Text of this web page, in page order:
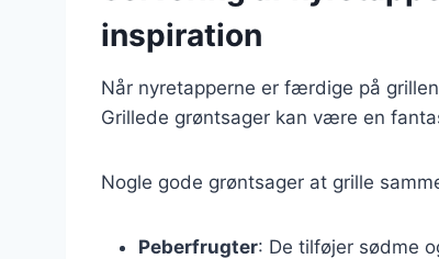
inspiration
Når nyretapperne er færdige på
Grillede grøntsager kan være en
Nogle gode grøntsager at grille
Peberfrugter: De tilføjer sødme